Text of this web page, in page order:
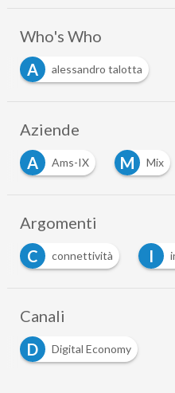
Who's Who
A
alessandro talotta
Aziende
A
Ams-IX M Mix
Argomenti
C
connettività I
Canali
D
Digital Economy